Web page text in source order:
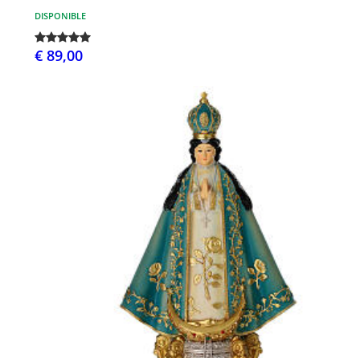
DISPONIBLE
€ 89,00